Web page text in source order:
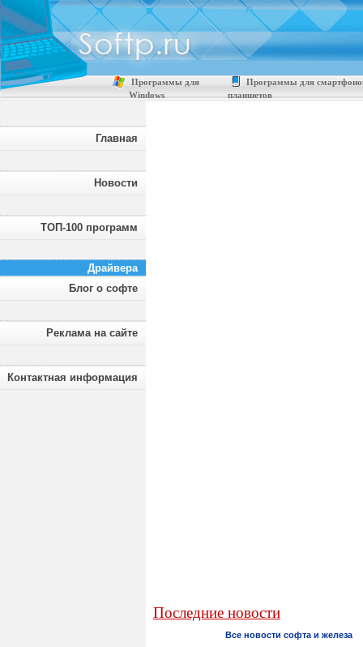
Программы для
Windows
Программы для
планшетов
Главная
Новости
ТОП-100 программ
Драйвера
Блог о софте
Реклама на сайте
Контактная информация
Последние новости
Все новости софта и железа